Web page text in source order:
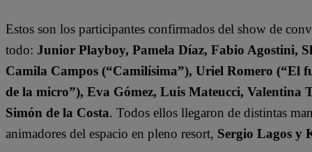
Estos son los participantes confirmados del show de
todo: Junior Playboy, Pamela Díaz, Fabio Agostini,
Camila Campos (“Camilísima”), Uriel Romero (“El
de la micro”), Eva Gómez, Luis Mateucci, Valentina
Simón de la Costa. Todos ellos llegaron de distintas
animadores del espacio en pleno resort, Sergio Lagos y